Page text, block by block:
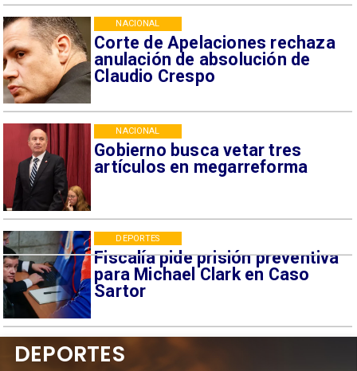
Corte de Apelaciones rechaza
anulación de absolución de
Claudio Crespo
NACIONAL
Gobierno busca vetar tres
artículos en megarreforma
NACIONAL
Fiscalía pide prisión preventiva
para Michael Clark en Caso
Sartor
DEPORTES
DEPORTES